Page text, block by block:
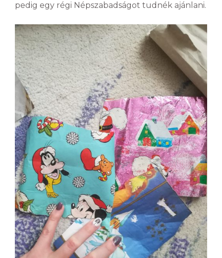
pedig egy régi Népszabadságot tudnék ajánlani.